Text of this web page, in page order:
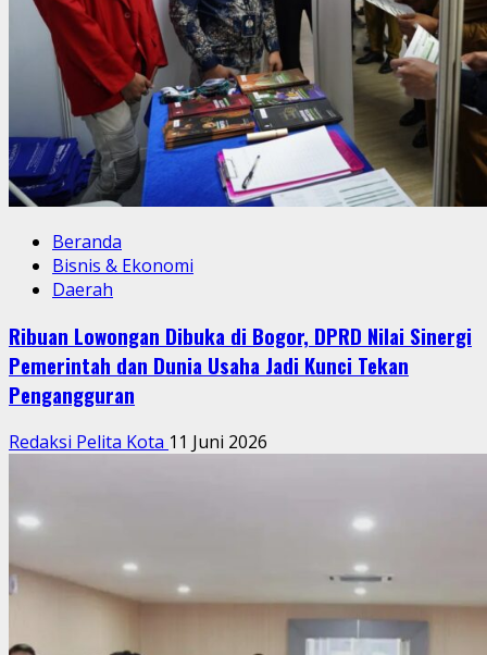
Beranda
Bisnis & Ekonomi
Daerah
Ribuan Lowongan Dibuka di Bogor, DPRD Nilai Sinergi
Pemerintah dan Dunia Usaha Jadi Kunci Tekan
Pengangguran
Redaksi Pelita Kota 11 Juni 2026